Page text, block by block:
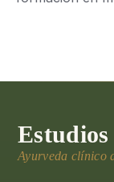
Estudios
Ayurveda clínico